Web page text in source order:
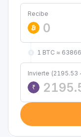
Recibe
1 BTC ≈
Invierte (2195.53
₹